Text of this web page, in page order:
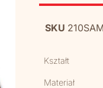
SKU
Kształt
Materiał